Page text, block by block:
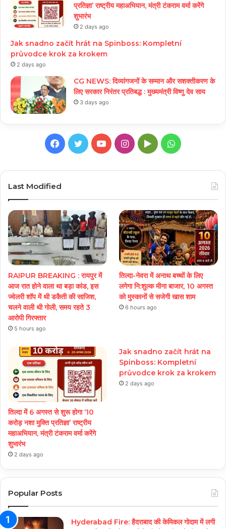
प्रतिज्ञा’ राष्ट्रीय महाअभियान, मंत्री टंकराम वर्मा करेंगे
शुभारंभ
2 days ago
Jak snadno začít hrát na Spinboss: Kompletní
průvodce krok za krokem
2 days ago
CG NEWS: दिव्यांगजनों के सम्मान और सशक्तीकरण के
लिए सरकार निरंतर प्रतिबद्ध : मुख्यमंत्री विष्णु देव साय
3 days ago
Facebook
TwitterYouTubeInstagram
GoogleWhatsApp
Last Modified
RAIPUR BREAKING : रायपुर में
आज रात होने वाला था बड़ा कांड, इस
ज्वेलरी शॉप में थी डकैती की साजिश,
चलने वाली थी गोली, समय रहते 3
आरोपी गिरफ्तार
5 hours ago
तिल्दा-नेवरा में अनाथ बच्चों के लिए
लगेगा नि:शुल्क मीना बाजार, 10 अगस्त
को मुस्कानों से सजेगी खास शाम
6 hours ago
तिल्दा में 6 अगस्त से शुरू होगा ‘10
करोड़ नशा मुक्ति प्रतिज्ञा’ राष्ट्रीय
महाअभियान, मंत्री टंकराम वर्मा करेंगे
शुभारंभ
2 days ago
Jak snadno začít hrát na
Spinboss: Kompletní
průvodce krok za krokem
2 days ago
Popular Posts
Hyderabad Fire: हैदराबाद की केमिकल गोदाम में लगी